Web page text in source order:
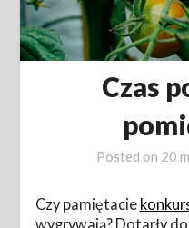
Czas
Posted on 20
Czy pamiętacie
wygrywają? Dotarły